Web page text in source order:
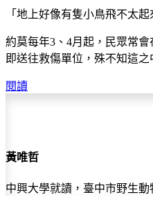
「地上好像有隻小鳥飛不太起
約莫每年3、4月起，民眾常
即送往救傷單位，殊不知這
閱讀
黃唯哲
中興大學就讀，臺中市野生